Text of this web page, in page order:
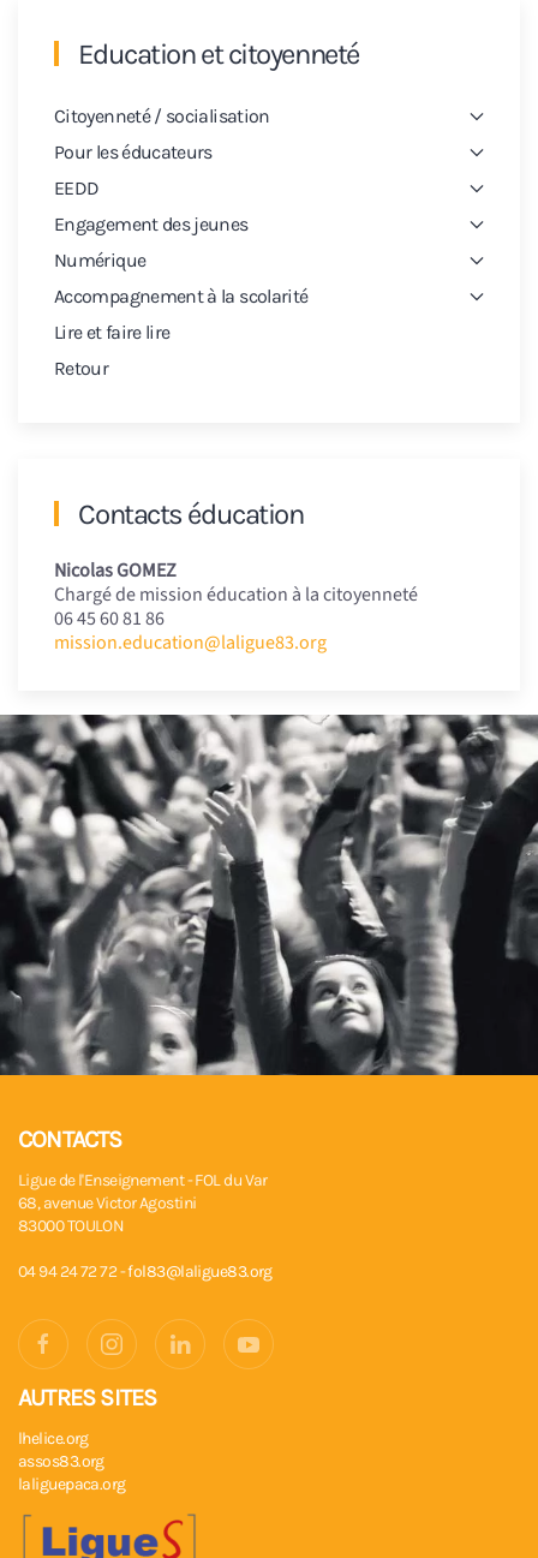
Education et citoyenneté
Citoyenneté / socialisation
Pour les éducateurs
EEDD
Engagement des jeunes
Numérique
Accompagnement à la scolarité
Lire et faire lire
Retour
Contacts éducation
Nicolas GOMEZ
Chargé de mission éducation à la citoyenneté
06 45 60 81 86
mission.education@laligue83.org
CONTACTS
Ligue de l'Enseignement - FOL du Var
68, avenue Victor Agostini
83000 TOULON
04 94 24 72 72 -fol83@laligue83.org
AUTRES SITES
lhelice.org
assos83.org
laliguepaca.org